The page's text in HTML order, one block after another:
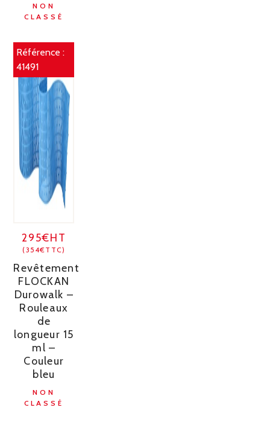
NON
CLASSÉ
Référence :
41491
295€HT
(354€TTC)
Revêtement
FLOCKAN
Durowalk –
Rouleaux
de
longueur 15
ml –
Couleur
bleu
NON
CLASSÉ